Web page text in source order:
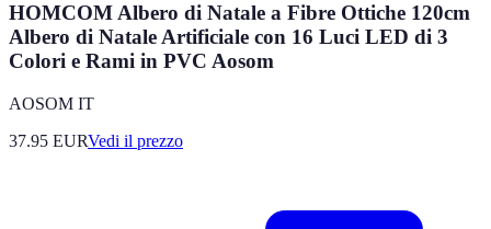
HOMCOM Albero di Natale a Fibre Ottiche 120cm
Albero di Natale Artificiale con 16 Luci LED di 3
Colori e Rami in PVC Aosom
AOSOM IT
37.95 EURVedi il prezzo